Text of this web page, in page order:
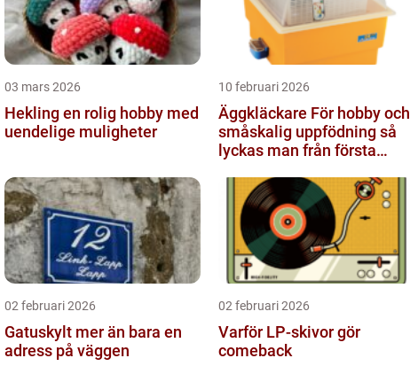
03 mars 2026
Hekling en rolig hobby med
uendelige muligheter
10 februari 2026
Äggkläckare För hobby och
småskalig uppfödning så
lyckas man från första
02 februari 2026
Gatuskylt mer än bara en
adress på väggen
02 februari 2026
Varför LP-skivor gör
comeback